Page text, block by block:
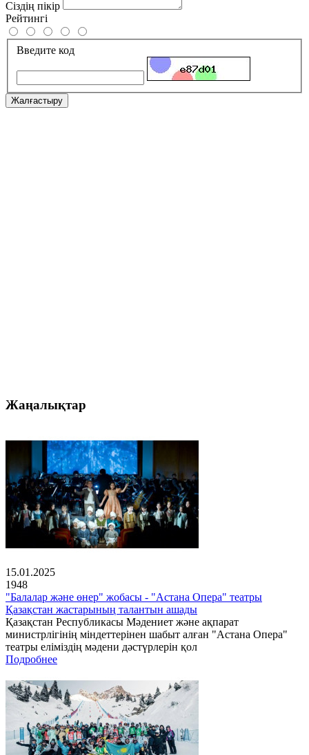
Сіздің пікір
Рейтингі
Введите код
Жалғастыру
Жаңалықтар
15.01.2025
1948
"Балалар және өнер" жобасы - "Астана Опера" театры
Қазақстан жастарының талантын ашады
Қазақстан Республикасы Мәдениет және ақпарат
министрлігінің міндеттерінен шабыт алған "Астана Опера"
театры еліміздің мәдени дәстүрлерін қол
Подробнее